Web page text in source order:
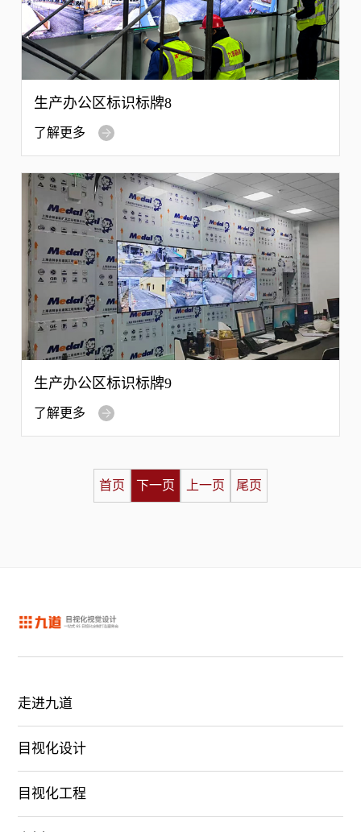
生产办公区标识标牌8
了解更多
生产办公区标识标牌9
了解更多
首页 下一页 上一页 尾页
走进九道
目视化设计
目视化工程